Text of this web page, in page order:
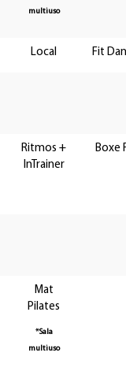
multiuso
Local Fit
Ritmos +
InTrainer
Boxe
Mat
Pilates
*Sala
multiuso